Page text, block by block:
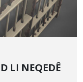
ÎDAMA 2 WELATIYÊN KURD LI NEQEDÊ